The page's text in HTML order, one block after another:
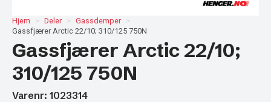
Hjem Deler
Gassdemper
Gassfjærer Arctic 22/10; 310/125 750N
Gassfjærer Arctic 22/10;
310/125 750N
Varenr: 1023314